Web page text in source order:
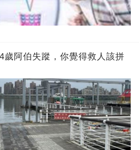
歲阿伯失蹤，你覺得救人該拼